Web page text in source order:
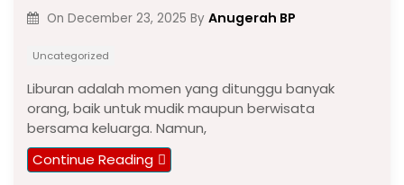
On December 23, 2025 By Anugerah BP
Uncategorized
Liburan adalah momen yang ditunggu banyak
orang, baik untuk mudik maupun berwisata
bersama keluarga. Namun,
Continue Reading